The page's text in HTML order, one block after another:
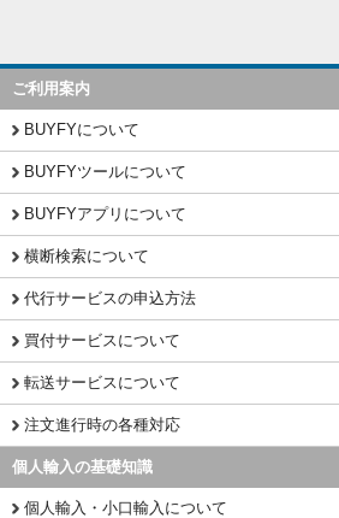
ご利用案内
BUYFYについて
BUYFYツールについて
BUYFYアプリについて
横断検索について
代行サービスの申込方法
買付サービスについて
転送サービスについて
注文進行時の各種対応
個人輸入の基礎知識
個人輸入・小口輸入について